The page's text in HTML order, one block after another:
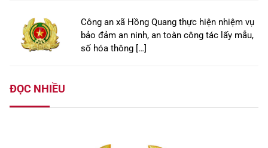
Công an xã Hồng Quang thực hiện nhiệm vụ
bảo đảm an ninh, an toàn công tác lấy mẫu,
số hóa thông […]
ĐỌC NHIỀU